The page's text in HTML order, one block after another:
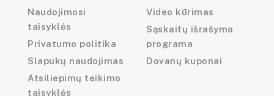
Naudojimosi
taisyklės
Privatumo politika
Slapukų naudojimas
Atsiliepimų teikimo
taisyklės
Video kūrimas
Sąskaitų išrašymo
programa
Dovanų kuponai